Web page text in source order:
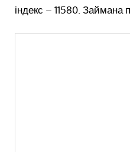
індекс – 11580. Займана